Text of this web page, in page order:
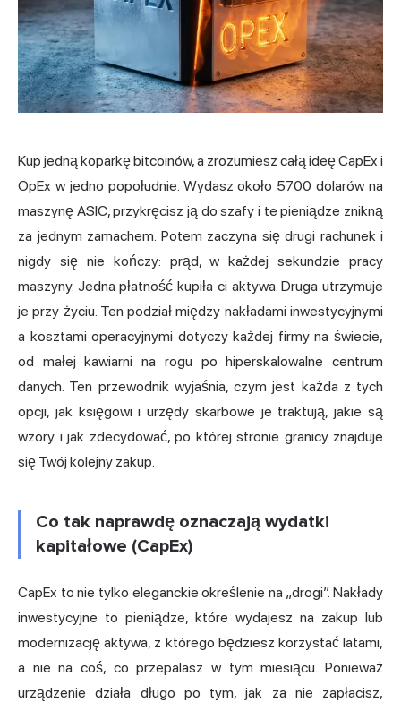
Kup jedną koparkę bitcoinów, a zrozumiesz całą ideę CapEx i
OpEx w jedno popołudnie. Wydasz około 5700 dolarów na
maszynę ASIC, przykręcisz ją do szafy i te pieniądze znikną
za jednym zamachem. Potem zaczyna się drugi rachunek i
nigdy się nie kończy: prąd, w każdej sekundzie pracy
maszyny. Jedna płatność kupiła ci aktywa. Druga utrzymuje
je przy życiu. Ten podział między nakładami inwestycyjnymi
a kosztami operacyjnymi dotyczy każdej firmy na świecie,
od małej kawiarni na rogu po hiperskalowalne centrum
danych. Ten przewodnik wyjaśnia, czym jest każda z tych
opcji, jak księgowi i urzędy skarbowe je traktują, jakie są
wzory i jak zdecydować, po której stronie granicy znajduje
się Twój kolejny zakup.
Co tak naprawdę oznaczają wydatki
kapitałowe (CapEx)
CapEx to nie tylko eleganckie określenie na „drogi”. Nakłady
inwestycyjne to pieniądze, które wydajesz na zakup lub
modernizację aktywa, z którego będziesz korzystać latami,
a nie na coś, co przepalasz w tym miesiącu. Ponieważ
urządzenie działa długo po tym, jak za nie zapłacisz,